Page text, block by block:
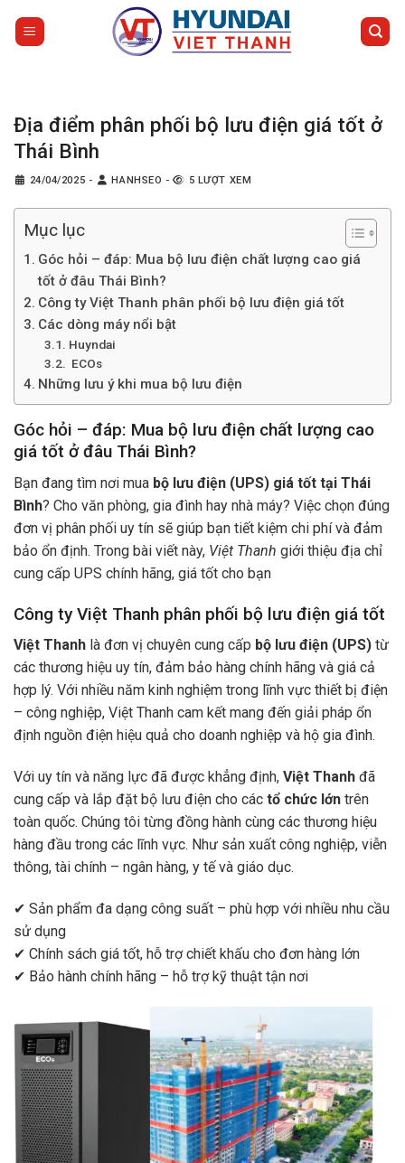
Địa điểm phân phối bộ lưu điện giá tốt ở
Thái Bình
24/04/2025 - HANHSEO - 5 LƯỢT XEM
Mục lục
Góc hỏi – đáp: Mua bộ lưu điện chất lượng cao giá
tốt ở đâu Thái Bình?
Công ty Việt Thanh phân phối bộ lưu điện giá tốt
Các dòng máy nổi bật
Huyndai
ECOs
Những lưu ý khi mua bộ lưu điện
Góc hỏi – đáp: Mua bộ lưu điện chất lượng cao
giá tốt ở đâu Thái Bình?
Bạn đang tìm nơi mua bộ lưu điện (UPS) giá tốt tại Thái
Bình? Cho văn phòng, gia đình hay nhà máy? Việc chọn đúng
đơn vị phân phối uy tín sẽ giúp bạn tiết kiệm chi phí và đảm
bảo ổn định. Trong bài viết này, Việt Thanh giới thiệu địa chỉ
cung cấp UPS chính hãng, giá tốt cho bạn
Công ty Việt Thanh phân phối bộ lưu điện giá tốt
Việt Thanh là đơn vị chuyên cung cấp bộ lưu điện (UPS) từ
các thương hiệu uy tín, đảm bảo hàng chính hãng và giá cả
hợp lý. Với nhiều năm kinh nghiệm trong lĩnh vực thiết bị điện
– công nghiệp, Việt Thanh cam kết mang đến giải pháp ổn
định nguồn điện hiệu quả cho doanh nghiệp và hộ gia đình.
Với uy tín và năng lực đã được khẳng định, Việt Thanh đã
cung cấp và lắp đặt bộ lưu điện cho các tổ chức lớn trên
toàn quốc. Chúng tôi từng đồng hành cùng các thương hiệu
hàng đầu trong các lĩnh vực. Như sản xuất công nghiệp, viễn
thông, tài chính – ngân hàng, y tế và giáo dục.
✔ Sản phẩm đa dạng công suất – phù hợp với nhiều nhu cầu
sử dụng
✔ Chính sách giá tốt, hỗ trợ chiết khấu cho đơn hàng lớn
✔ Bảo hành chính hãng – hỗ trợ kỹ thuật tận nơi